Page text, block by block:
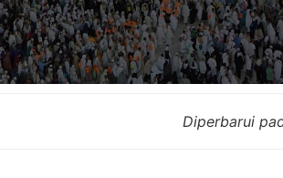
Diperbarui